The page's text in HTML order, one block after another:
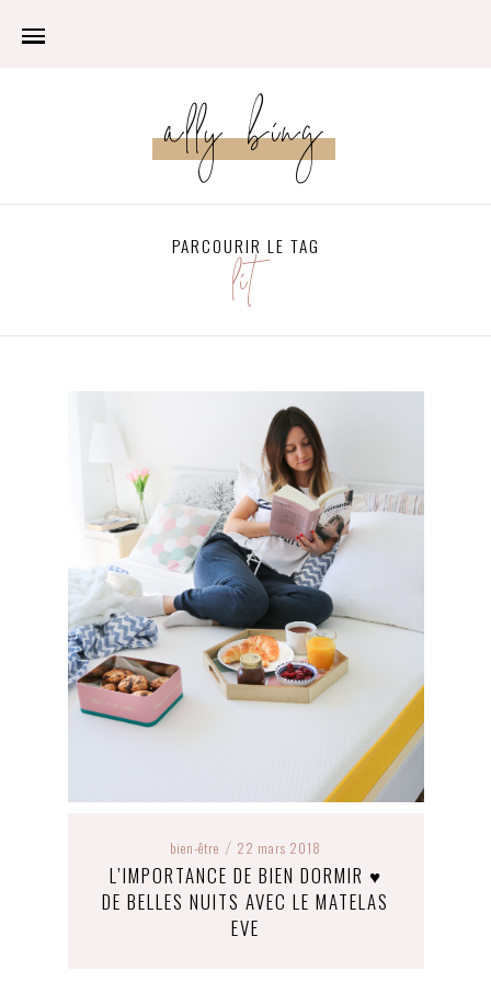
ally bing
PARCOURIR LE TAG
lit
bien-être / 22 mars 2018
L’IMPORTANCE DE BIEN DORMIR ♥
DE BELLES NUITS AVEC LE MATELAS
EVE